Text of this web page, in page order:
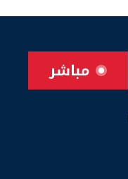
مباشر